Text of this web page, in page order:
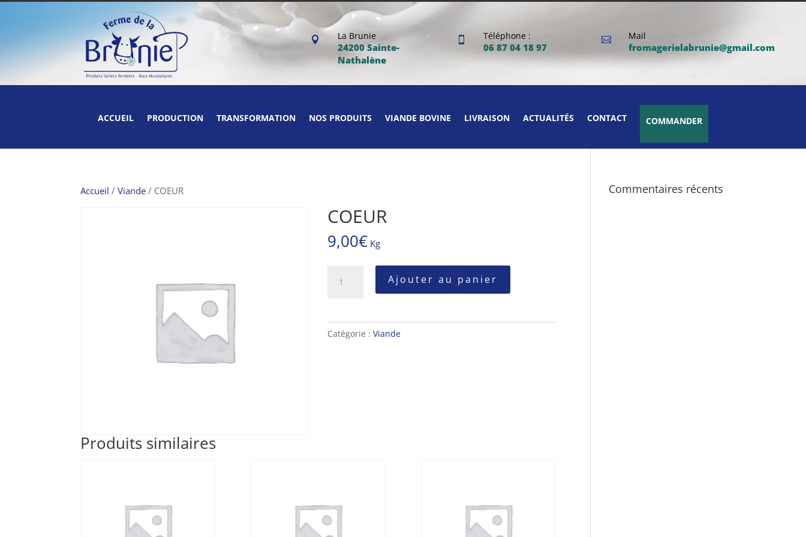
 La Brunie
24200 Sainte-
Nathalène
 Téléphone :
06 87 04 18 97
 Mail
fromagerielabrunie@gmail.com
ACCUEIL PRODUCTION TRANSFORMATION NOS PRODUITS VIANDE BOVINE LIVRAISON ACTUALITÉS CONTACT COMMANDER
Accueil /Viande / COEUR
COEUR
9,00€ Kg
Ajouter au panier
Catégorie :Viande
Produits similaires
Commentaires récents